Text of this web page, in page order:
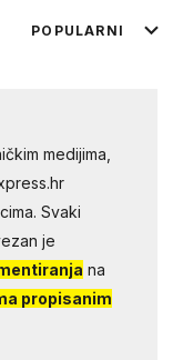
POPULARNI
medijima,
Svaki
je
na
propisanim